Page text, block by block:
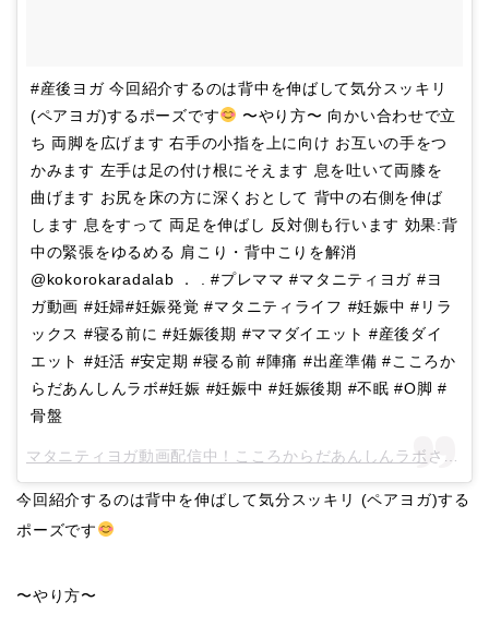
#産後ヨガ 今回紹介するのは背中を伸ばして気分スッキリ
(ペアヨガ)するポーズです
〜やり方〜 向かい合わせで立
ち 両脚を広げます 右手の小指を上に向け お互いの手をつ
かみます 左手は足の付け根にそえます 息を吐いて両膝を
曲げます お尻を床の方に深くおとして 背中の右側を伸ば
します 息をすって 両足を伸ばし 反対側も行います 効果:背
中の緊張をゆるめる 肩こり・背中こりを解消
@kokorokaradalab ． . #プレママ #マタニティヨガ #ヨ
ガ動画 #妊婦#妊娠発覚 #マタニティライフ #妊娠中 #リラ
ックス #寝る前に #妊娠後期 #ママダイエット #産後ダイ
エット #妊活 #安定期 #寝る前 #陣痛 #出産準備 #こころか
らだあんしんラボ#妊娠 #妊娠中 #妊娠後期 #不眠 #O脚 #
骨盤
マタニティヨガ動画配信中！こころからだあんしんラボ さん(@kokorokaradalab)がシェアした投稿 –
今回紹介するのは背中を伸ばして気分スッキリ (ペアヨガ)する
ポーズです
〜やり方〜